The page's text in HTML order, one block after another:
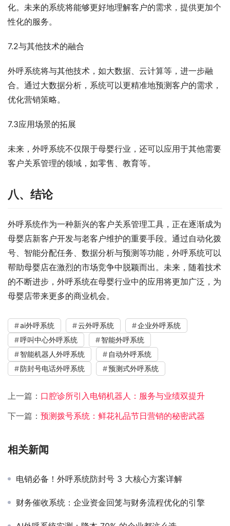
化。未来的系统将能够更好地理解客户的需求，提供更加个
性化的服务。
7.2与其他技术的融合
外呼系统将与其他技术，如大数据、云计算等，进一步融
合。通过大数据分析，系统可以更精准地预测客户的需求，
优化营销策略。
7.3应用场景的拓展
未来，外呼系统不仅限于母婴行业，还可以应用于其他需要
客户关系管理的领域，如零售、教育等。
八、结论
外呼系统作为一种新兴的客户关系管理工具，正在逐渐成为
母婴店新客户开发与老客户维护的重要手段。通过自动化拨
号、智能分配任务、数据分析与预测等功能，外呼系统可以
帮助母婴店在激烈的市场竞争中脱颖而出。未来，随着技术
的不断进步，外呼系统在母婴行业中的应用将更加广泛，为
母婴店带来更多的商业机会。
ai外呼系统 云外呼系统
企业外呼系统
呼叫中心外呼系统
智能外呼系统
智能机器人外呼系统
自动外呼系统
防封号电话外呼系统
预测式外呼系统
上一篇： 口腔诊所引入电销机器人：服务与业绩双提升
下一篇： 预测拨号系统：鲜花礼品节日营销的秘密武器
相关新闻
电销必备！外呼系统防封号 3 大核心方案详解
财务催收系统：企业资金回笼与财务流程优化的引擎